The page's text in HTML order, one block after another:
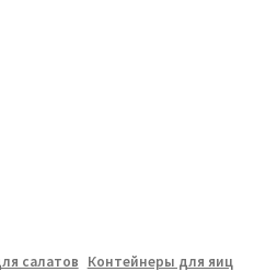
салатов Контейнеры для яиц